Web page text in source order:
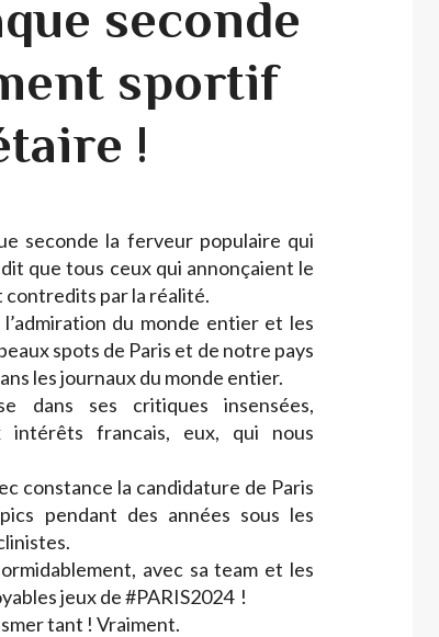
seconde
sportif
!
seconde la ferveur populaire qui
que tous ceux qui annonçaient le
contredits par la réalité.
du monde entier et les
spots de Paris et de notre pays
les journaux du monde entier.
dans ses critiques insensées,
intérêts francais, eux, qui nous
constance la candidature de Paris
pendant des années sous les
avec sa team et les
jeux de #PARIS2024 !
tant ! Vraiment.